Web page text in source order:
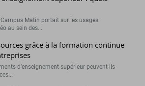
Campus Matin portait sur les usages
au sein des...
grâce à la formation continue
d’enseignement supérieur peuvent-ils